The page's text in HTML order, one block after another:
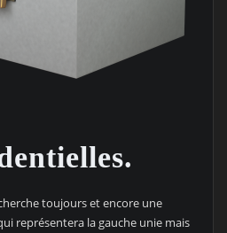
toujours et encore une
représentera la gauche unie mais